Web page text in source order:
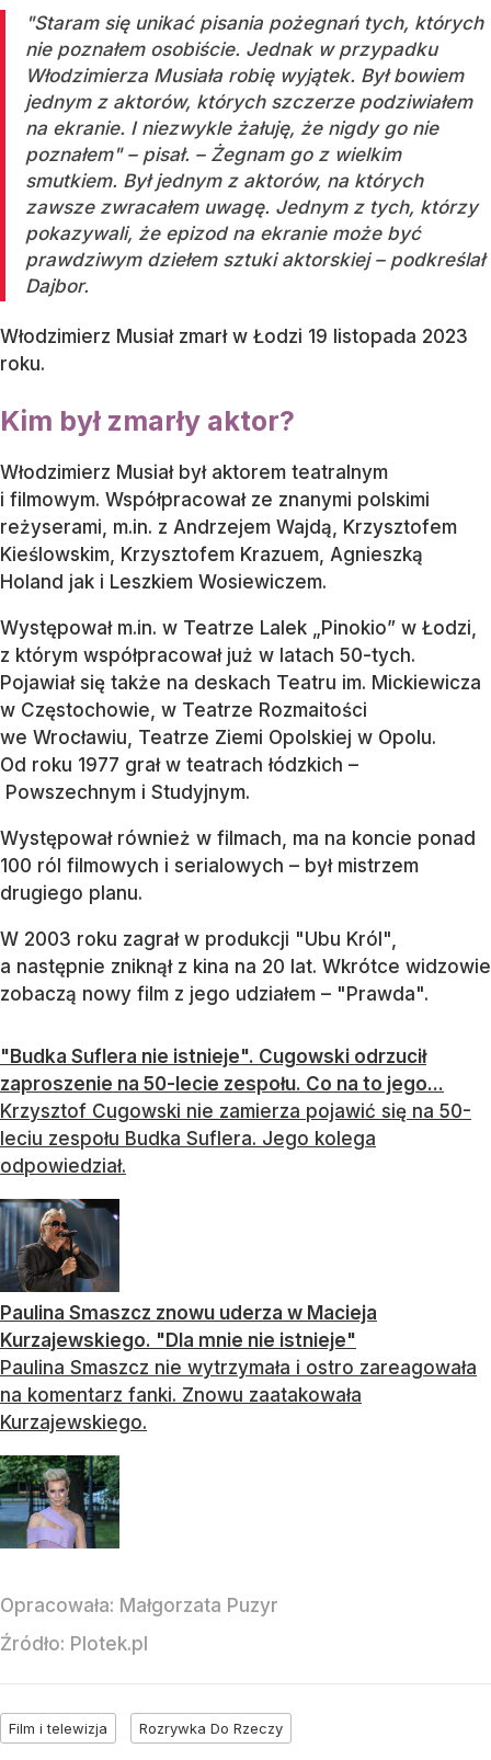
"Staram się unikać pisania pożegnań tych, których
nie poznałem osobiście. Jednak w przypadku
Włodzimierza Musiała robię wyjątek. Był bowiem
jednym z aktorów, których szczerze podziwiałem
na ekranie. I niezwykle żałuję, że nigdy go nie
poznałem" – pisał. – Żegnam go z wielkim
smutkiem. Był jednym z aktorów, na których
zawsze zwracałem uwagę. Jednym z tych, którzy
pokazywali, że epizod na ekranie może być
prawdziwym dziełem sztuki aktorskiej – podkreślał
Dajbor.
Włodzimierz Musiał zmarł w Łodzi 19 listopada 2023
roku.
Kim był zmarły aktor?
Włodzimierz Musiał był aktorem teatralnym
i filmowym. Współpracował ze znanymi polskimi
reżyserami, m.in. z Andrzejem Wajdą, Krzysztofem
Kieślowskim, Krzysztofem Krazuem, Agnieszką
Holand jak i Leszkiem Wosiewiczem.
Występował m.in. w Teatrze Lalek „Pinokio” w Łodzi,
z którym współpracował już w latach 50-tych.
Pojawiał się także na deskach Teatru im. Mickiewicza
w Częstochowie, w Teatrze Rozmaitości
we Wrocławiu, Teatrze Ziemi Opolskiej w Opolu.
Od roku 1977 grał w teatrach łódzkich –
Powszechnym i Studyjnym.
Występował również w filmach, ma na koncie ponad
100 ról filmowych i serialowych – był mistrzem
drugiego planu.
W 2003 roku zagrał w produkcji "Ubu Król",
a następnie zniknął z kina na 20 lat. Wkrótce widzowie
zobaczą nowy film z jego udziałem – "Prawda".
"Budka Suflera nie istnieje". Cugowski odrzucił
zaproszenie na 50-lecie zespołu. Co na to jego...
Krzysztof Cugowski nie zamierza pojawić się na 50-
leciu zespołu Budka Suflera. Jego kolega
odpowiedział.
Paulina Smaszcz znowu uderza w Macieja
Kurzajewskiego. "Dla mnie nie istnieje"
Paulina Smaszcz nie wytrzymała i ostro zareagowała
na komentarz fanki. Znowu zaatakowała
Kurzajewskiego.
Opracowała: Małgorzata Puzyr
Źródło: Plotek.pl
Film i telewizja Rozrywka Do Rzeczy